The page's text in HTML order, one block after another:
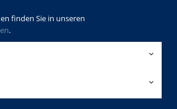
finden Sie in unseren
.